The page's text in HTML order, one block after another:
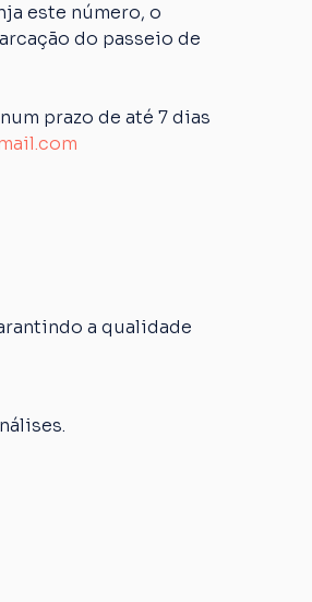
este número, o
do passeio de
prazo de até 7 dias
a qualidade